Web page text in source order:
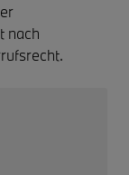
nach